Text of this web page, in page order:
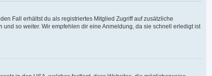
Fall erhältst du als registriertes Mitglied Zugriff auf zusätzliche
so weiter. Wir empfehlen dir eine Anmeldung, da sie schnell erledigt ist